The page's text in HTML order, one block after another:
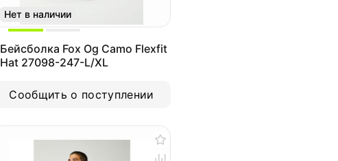
Нет в наличии
Бейсболка Fox Og Camo Flexfit
Hat 27098-247-L/XL
Сообщить о поступлении